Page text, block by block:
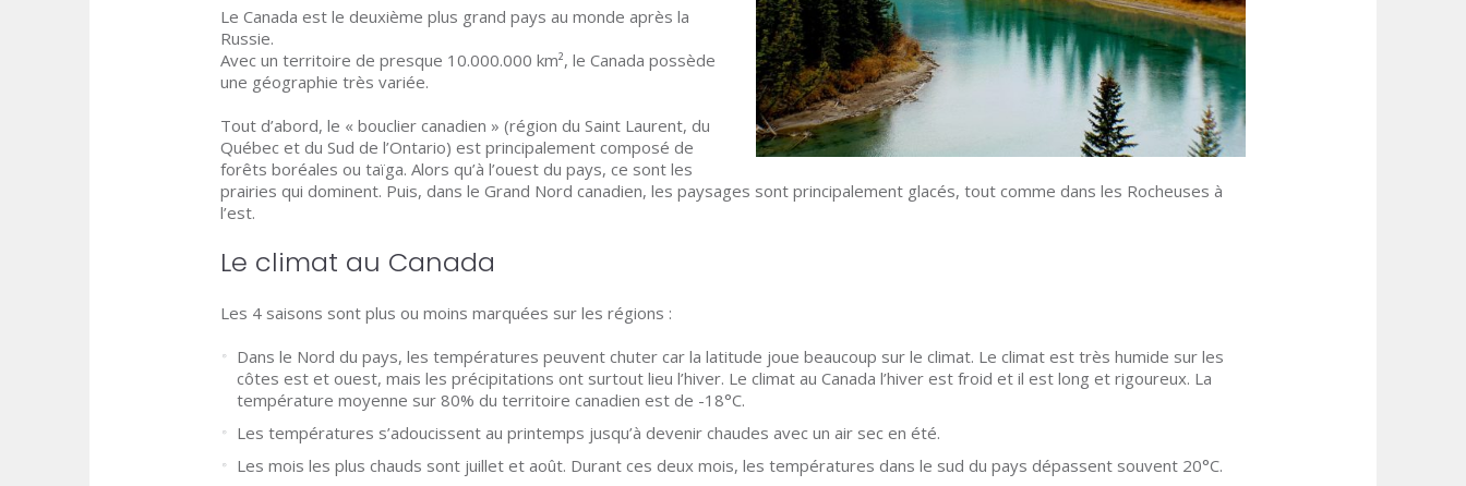
Le Canada est le deuxième plus grand pays au monde après la
Russie.
Avec un territoire de presque 10.000.000 km², le Canada possède
une géographie très variée.
Tout d’abord, le « bouclier canadien » (région du Saint Laurent, du
Québec et du Sud de l’Ontario) est principalement composé de
forêts boréales ou taïga. Alors qu’à l’ouest du pays, ce sont les
prairies qui dominent. Puis, dans le Grand Nord canadien, les paysages sont principalement glacés, tout comme dans les Rocheuses à
l’est.
Le climat au Canada
Les 4 saisons sont plus ou moins marquées sur les régions :
Dans le Nord du pays, les températures peuvent chuter car la latitude joue beaucoup sur le climat. Le climat est très humide sur les
côtes est et ouest, mais les précipitations ont surtout lieu l’hiver. Le climat au Canada l’hiver est froid et il est long et rigoureux. La
température moyenne sur 80% du territoire canadien est de -18°C.
Les températures s’adoucissent au printemps jusqu’à devenir chaudes avec un air sec en été.
Les mois les plus chauds sont juillet et août. Durant ces deux mois, les températures dans le sud du pays dépassent souvent 20°C.